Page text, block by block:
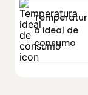
Temperatur
a ideal de
consumo